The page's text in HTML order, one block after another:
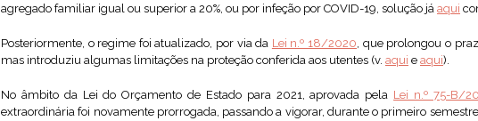
agregado familiar igual ou superior a 20%, ou por infeção por COVID-19, solução já aqui
Posteriormente, o regime foi atualizado, por via da Lei n.º 18/2020, que prolongou o
mas introduziu algumas limitações na proteção conferida aos utentes (v. aqui e aqui).
No âmbito da Lei do Orçamento de Estado para 2021, aprovada pela Lei n.º 75-B/
extraordinária foi novamente prorrogada, passando a vigorar, durante o primeiro